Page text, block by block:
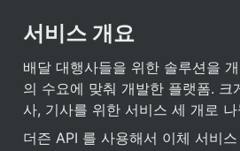
서비스 개요
배달 대행사들을 위한 솔루션을
의 수요에 맞춰 개발한 플랫폼. 크
사, 기사를 위한 서비스 세 개로 나
더즌 API 를 사용해서 이체 서비